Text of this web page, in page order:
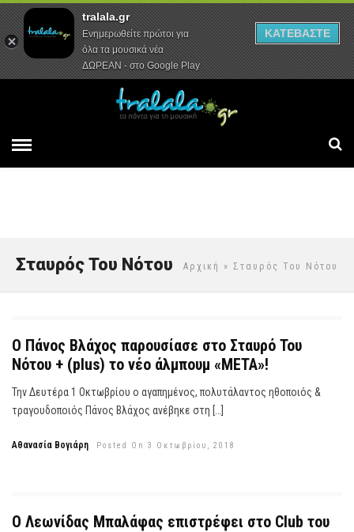
Αρχική Συνεντεύξεις Ρεπορτάζ
Αρχική » Σταυρός Του Νότου
Σταυρός Του Νότου
Ο Πάνος Βλάχος παρουσίασε στο Σταυρό Του
Νότου + (plus) το νέο άλμπουμ «ΜΕΤΑ»!
Την Δευτέρα 1 Οκτωβρίου ο αγαπημένος, πολυτάλαντος ηθοποιός &
τραγουδοποιός Πάνος Βλάχος ανέβηκε στη […]
Αθανασία Βογιάρη Posted On 3 Οκτωβρίου, 2018
Ο Λεωνίδας Μπαλάφας επιστρέφει στο Club του
tralala.gr
Ενημερωθείτε πρώτοι για
όλα τα μουσικά νέα
ΔΩΡΕΑΝ - στο Google Play
ΚΑΤΕΒΑΣΤΕ